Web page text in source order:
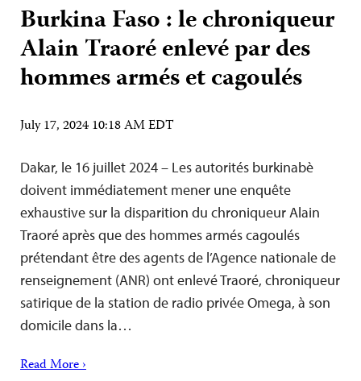
Burkina Faso : le chroniqueur
Alain Traoré enlevé par des
hommes armés et cagoulés
July 17, 2024 10:18 AM EDT
Dakar, le 16 juillet 2024 – Les autorités burkinabè
doivent immédiatement mener une enquête
exhaustive sur la disparition du chroniqueur Alain
Traoré après que des hommes armés cagoulés
prétendant être des agents de l’Agence nationale de
renseignement (ANR) ont enlevé Traoré, chroniqueur
satirique de la station de radio privée Omega, à son
domicile dans la…
Read More ›